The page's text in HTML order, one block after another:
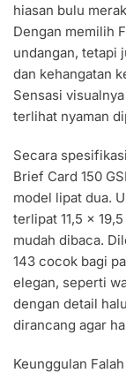
hiasan bulu
Dengan memilih
undangan, tetapi
dan kehangatan
Sensasi
terlihat nyaman
Secara
Brief Card 150
model lipat dua.
terlipat 11,5 x
mudah dibaca.
143 cocok bagi
elegan, seperti
dengan detail
dirancang agar
Keunggulan